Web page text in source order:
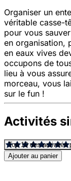
Organiser un
véritable casse-
pour vous
en organisation,
en eaux vives
occupons de
lieu à vous
morceau, vous
sur le fun !
Activités
Top 10 des activités
Ajouter au panier